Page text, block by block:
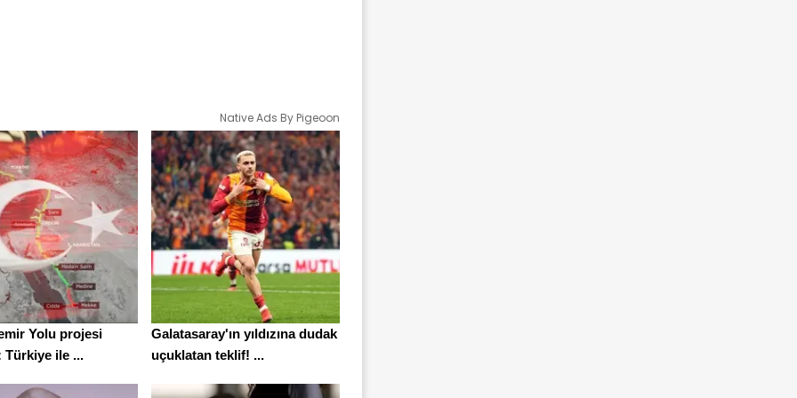
Native Ads By Pigeoon
Yolu projesi
Türkiye ile ...
Galatasaray'ın yıldızına dudak
uçuklatan teklif! ...